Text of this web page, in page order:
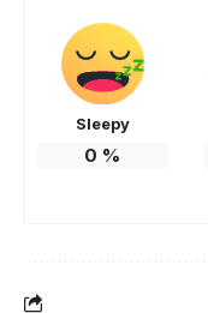
Sleepy
0 %